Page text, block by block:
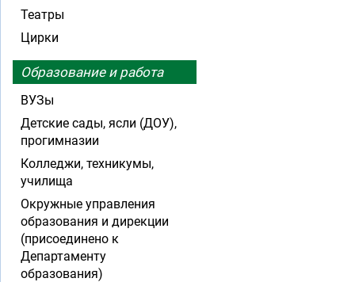
Театры
Цирки
Образование и работа
ВУЗы
Детские сады, ясли (ДОУ),
прогимназии
Колледжи, техникумы,
училища
Окружные управления
образования и дирекции
(присоединено к
Департаменту
образования)